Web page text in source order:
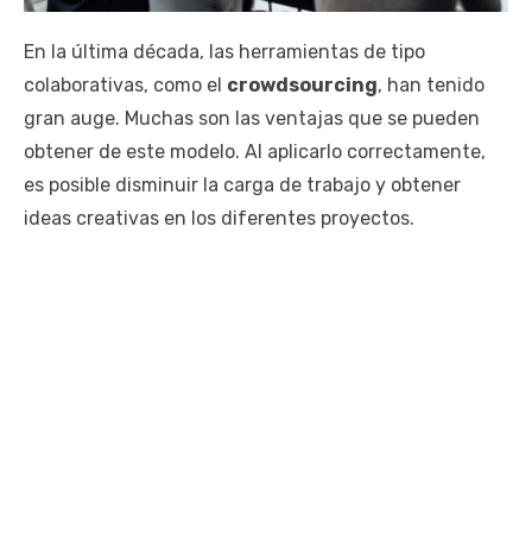
En la última década, las herramientas de tipo
colaborativas, como el crowdsourcing, han tenido
gran auge. Muchas son las ventajas que se pueden
obtener de este modelo. Al aplicarlo correctamente,
es posible disminuir la carga de trabajo y obtener
ideas creativas en los diferentes proyectos.